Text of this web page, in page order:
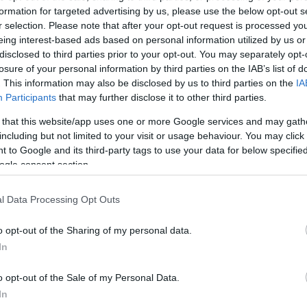
for targeted advertising by us, please use the below opt-out
selection. Please note that after your opt-out request is processed
interest-based ads based on personal information utilized by us
to third parties prior to your opt-out. You may separately
of your personal information by third parties on the IAB’s list of
This information may also be disclosed by us to third parties on the
Participants that may further disclose it to other third parties.
that this website/app uses one or more Google services and may
but not limited to your visit or usage behaviour. You may
to Google and its third-party tags to use your data for below
consent section.
Data Processing Opt Outs
opt-out of the Sharing of my personal data.
opt-out of the Sale of my Personal Data.
καλλιεργηθεί. Οι παροικούντες την Χαριλάου
είναι ο στρατηγικός αντίπαλος της ΝΔ και μαζί
φέρει την πολυπόθητη πολιτική αλλαγή. Θεωρούν
η ΝΔ βολεύεται από την «ολική επαναφορά» του
δώσει τη δυνατότητα να μεταφέρει την πολιτική
σκιάχτρο στους πολίτες, όταν θα τους θυμίζουν
τράπεζες, τους πλειστηριασμούς κατοικιών
ο πρωθυπουργός όταν στην εναρκτήρια ομιλία
ο ίδιος, είτε η χώρα θα γυρίσει 12 χρόνια πίσω,
το 2015, αφού διατείνεται ότι οι εκλογές θα
το 2027.
θα συνεχίζει να απαντά αναδεικνύοντας
του, που αφορούν στα κοινωνικά